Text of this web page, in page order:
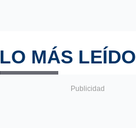
LO MÁS LEÍDO